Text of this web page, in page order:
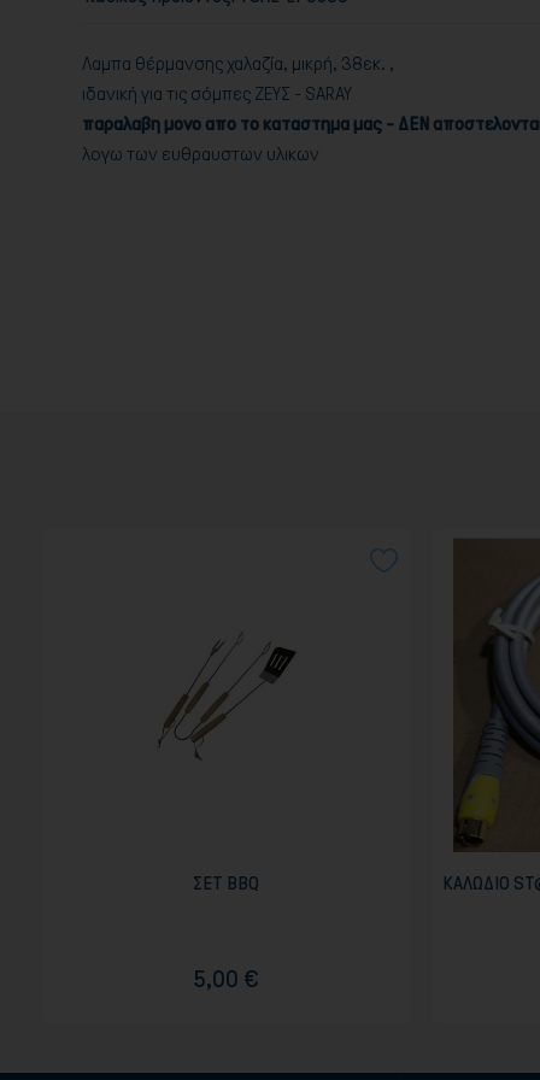
Λαμπα θέρμανσης χαλαζία, μικρή, 38εκ. ,
ιδανική για τις σόμπες ΖΕΥΣ - SARAY
παραλαβη μονο απο το καταστημα μας - ΔΕΝ
λογω των ευθραυστων υλικων
ΣΕΤ BBQ
5,00 €
ΚΑΛΩΔΙΟ